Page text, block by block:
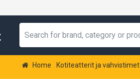
Home Kotiteatterit ja vahvistimet